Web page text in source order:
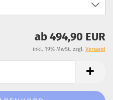
ab 494,90 EUR
inkl. 19% MwSt. zzgl. Versand